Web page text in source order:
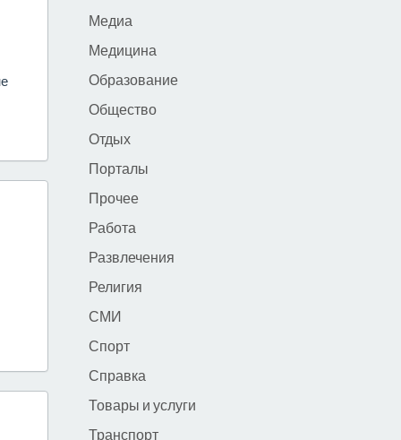
Медиа
Медицина
Образование
Общество
Отдых
Порталы
Прочее
Работа
Развлечения
Религия
СМИ
Спорт
Справка
Товары и услуги
Транспорт